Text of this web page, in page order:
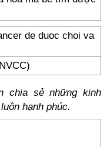
chia sẻ những kinh
hạnh phúc.